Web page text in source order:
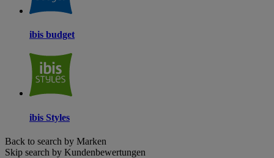
ibis budget
ibis Styles
Back to search by Marken
Skip search by Kundenbewertungen